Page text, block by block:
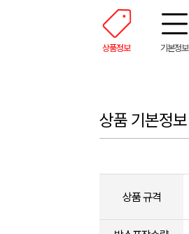
상품정보 기본정보
상품 기본정보
상품 규격